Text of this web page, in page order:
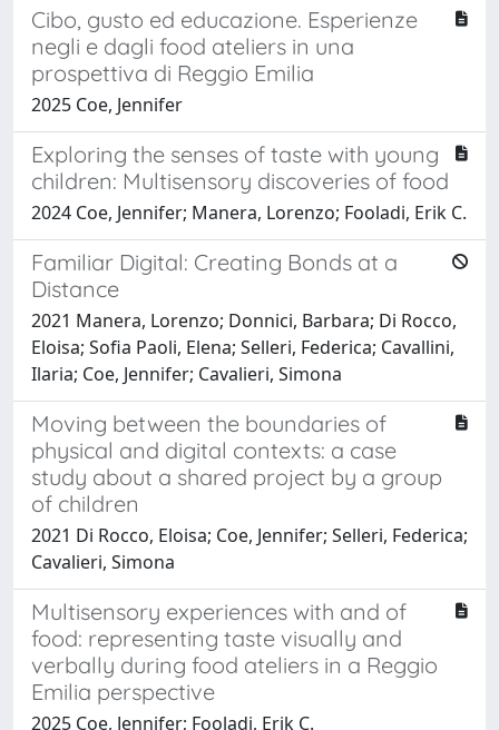
Cibo, gusto ed educazione. Esperienze
negli e dagli food ateliers in una
prospettiva di Reggio Emilia
2025 Coe, Jennifer
Exploring the senses of taste with young
children: Multisensory discoveries of food
2024 Coe, Jennifer; Manera, Lorenzo; Fooladi, Erik C.
Familiar Digital: Creating Bonds at a
Distance
2021 Manera, Lorenzo; Donnici, Barbara; Di Rocco,
Eloisa; Sofia Paoli, Elena; Selleri, Federica; Cavallini,
Ilaria; Coe, Jennifer; Cavalieri, Simona
Moving between the boundaries of
physical and digital contexts: a case
study about a shared project by a group
of children
2021 Di Rocco, Eloisa; Coe, Jennifer; Selleri, Federica;
Cavalieri, Simona
Multisensory experiences with and of
food: representing taste visually and
verbally during food ateliers in a Reggio
Emilia perspective
2025 Coe, Jennifer; Fooladi, Erik C.